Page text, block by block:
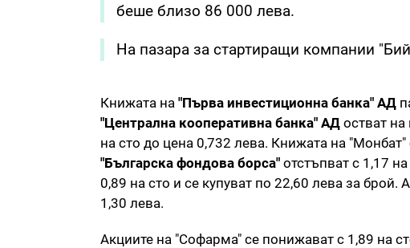
беше близо 86 000 лева.
На пазара за стартиращи компании
Книжата на "Първа инвестиционна банка" АД
"Централна кооперативна банка" АД остват
на сто до цена 0,732 лева. Книжата на
"Българска фондова борса" отстъпват с 1,17
0,89 на сто и се купуват по 22,60 лева за брой.
1,30 лева.
Акциите на "Софарма" се понижават с 1,89 на